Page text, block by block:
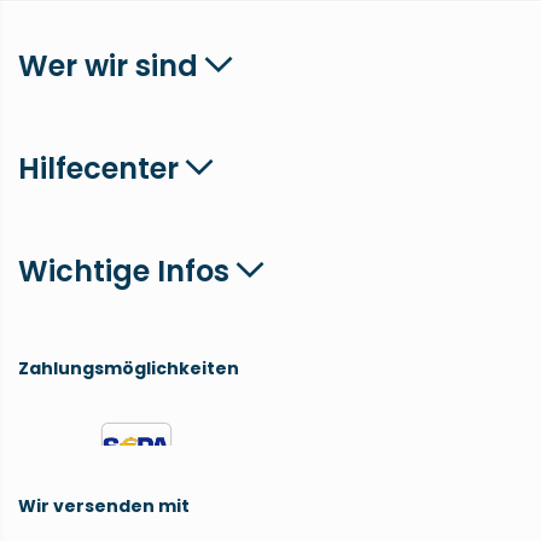
Wer wir sind
Hilfecenter
Wichtige Infos
Zahlungsmöglichkeiten
Wir versenden mit